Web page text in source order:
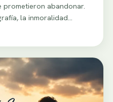
abandonar.
la inmoralidad…